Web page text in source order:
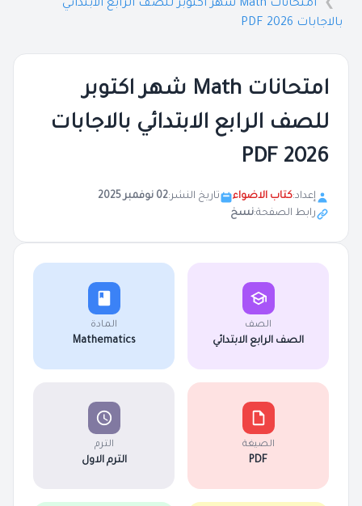
امتحانات Math شهر اكتوبر للصف الرابع الابتدائي
بالاجابات 2026 PDF
امتحانات Math شهر اكتوبر
للصف الرابع الابتدائي بالاجابات
2026 PDF
إعداد:كتاب الاضواء تاريخ النشر:02 نوفمبر 2025
رابط الصفحة:نسخ
الصف
الصف الرابع الابتدائي
المادة
Mathematics
الصيغة
PDF
الترم
الترم الاول